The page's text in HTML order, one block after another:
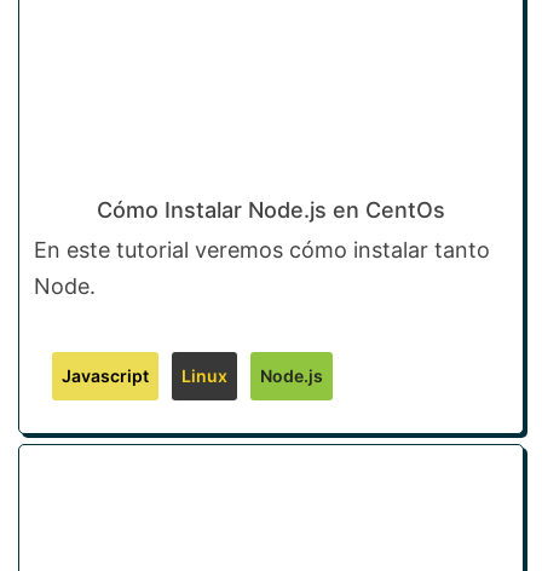
Cómo Instalar Node.js en CentOs
En este tutorial veremos cómo instalar tanto
Node.
Javascript Linux Node.js